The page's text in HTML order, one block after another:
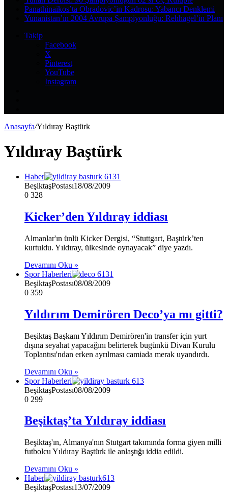
Panathinaikos’ta Obradovic’in Kadrosu: Yabancı Denklemi
Yunanistan’ın 2004 Avrupa Şampiyonluğu: Rehhagel’in Planı
Takip
Facebook
X
Pinterest
YouTube
Instagram
Anasayfa/Yıldıray Baştürk
Yıldıray Baştürk
Haber
BeşiktaşPostası18/08/2009
0 328
Kicker’den Yıldıray iddiası
Almanlar'ın ünlü Kicker Dergisi, “Stuttgart, Baştürk’ten
kurtuldu. Yıldıray, ülkesinde oynayacak” diye yazdı.
Devamını Oku »
Spor Haberleri
BeşiktaşPostası08/08/2009
0 359
Yıldırım Demirören Deco’ya mı gitti?
Beşiktaş Başkanı Yıldırım Demirören'in transfer için yurt
dışına seyahat yapacağını belirterek bugünkü Divan Kurulu
Toplantısı'ndan erken ayrılması camiada merak uyandırdı.
Devamını Oku »
Spor Haberleri
BeşiktaşPostası08/08/2009
0 299
Beşiktaş’ta Yıldıray iddiası
Beşiktaş'ın, Almanya'nın Stutgart takımında forma giyen milli
futbolcu Yıldıray Baştürk ile anlaştığı iddia edildi.
Devamını Oku »
Haber
BeşiktaşPostası13/07/2009